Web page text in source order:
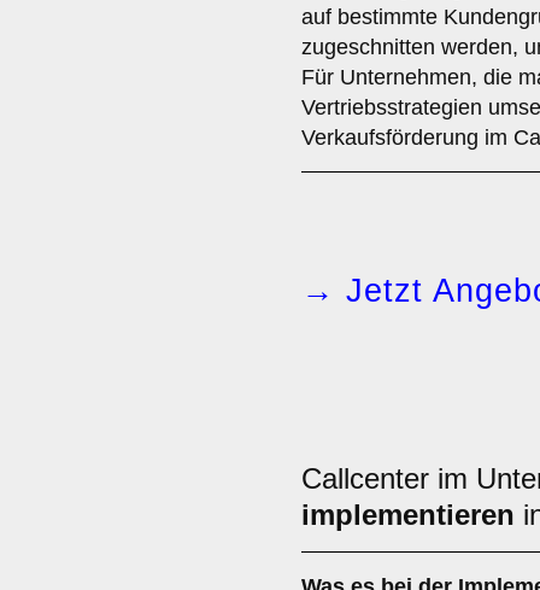
auf bestimmte
zugeschnitten werden,
Für Unternehmen, die
Vertriebsstrategien
Verkaufsförderung im
→ Jetzt
Callcenter im
implementieren